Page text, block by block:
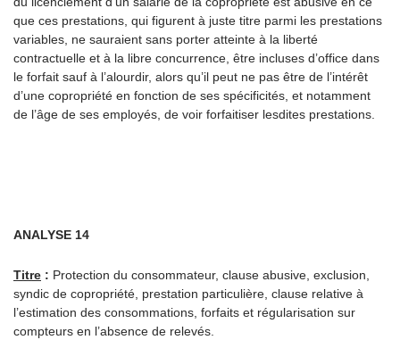
que ces prestations, qui figurent à juste titre parmi les prestations
variables, ne sauraient sans porter atteinte à la liberté
contractuelle et à la libre concurrence, être incluses d’office dans
le forfait sauf à l’alourdir, alors qu’il peut ne pas être de l’intérêt
d’une copropriété en fonction de ses spécificités, et notamment
de l’âge de ses employés, de voir forfaitiser lesdites prestations.
ANALYSE 14
Titre : Protection du consommateur, clause abusive, exclusion,
syndic de copropriété, prestation particulière, clause relative à
l’estimation des consommations, forfaits et régularisation sur
compteurs en l’absence de relevés.